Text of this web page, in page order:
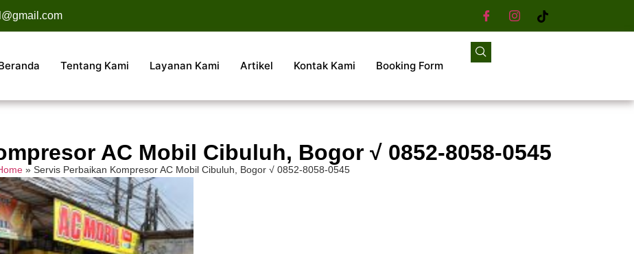
Tentang Kami Layanan Kami Artikel Kontak Kami Booking Form
AC Mobil Cibuluh, Bogor √ 0852-8058-0545
» Servis Perbaikan Kompresor AC Mobil Cibuluh, Bogor √ 0852-8058-0545